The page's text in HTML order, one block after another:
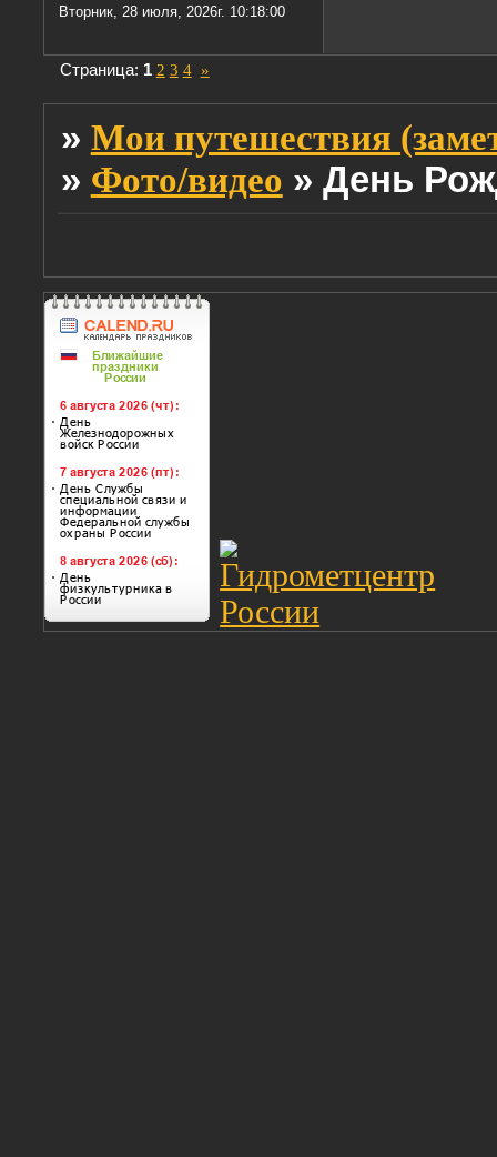
Вторник, 28 июля, 2026г. 10:18:00
Страница: 1 2 3 4 »
» Мои путешествия
» Фото/видео » День